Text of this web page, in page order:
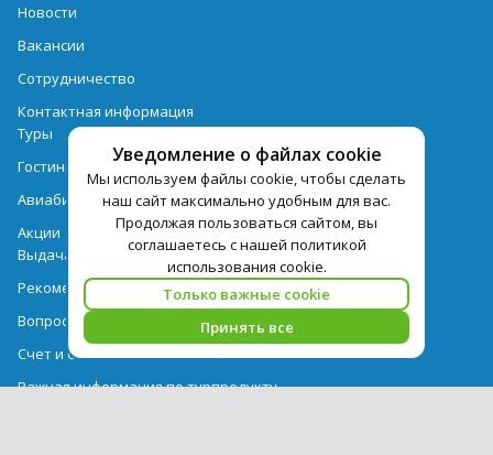
Уведомление о файлах cookie
Мы используем файлы cookie, чтобы сделать
наш сайт максимально удобным для вас.
Продолжая пользоваться сайтом, вы
соглашаетесь с нашей политикой
использования cookie.
Только важные cookie
Принять все
Новости
Вакансии
Сотрудничество
Контактная информация
Туры
Гостиницы
Авиабилеты
Акции
Выдача документов
Рекомендации
Вопрос-ответ
Счет и оплата
Важная информация по турпродукту